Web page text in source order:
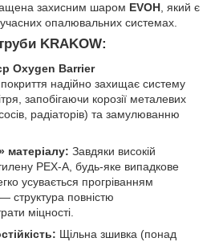
захисним шаром EVOH, який є
опалювальних системах.
KRAKOW:
Oxygen Barrier
надійно захищає систему
запобігаючи корозії металевих
радіаторів) та замулюванню
матеріалу: Завдяки високій
PEX-A, будь-яке випадкове
усувається прогріванням
структура повністю
міцності.
Щільна зшивка (понад